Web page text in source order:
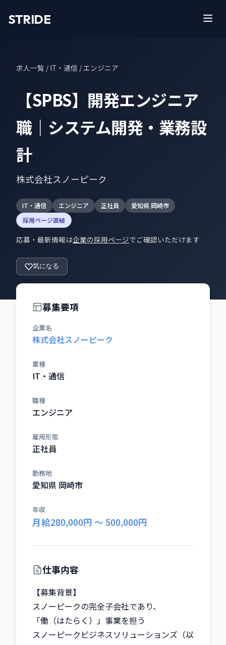
STRIDE
求人一覧 / IT・通信 / エンジニア
【SPBS】開発エンジニア
職｜システム開発・業務設
計
株式会社スノーピーク
IT・通信 エンジニア 正社員
愛知県 岡崎市
採用ページ直結
応募・最新情報は企業の採用ページでご確認いただけます
気になる
募集要項
企業名
株式会社スノーピーク
業種
IT・通信
職種
エンジニア
雇用形態
正社員
勤務地
愛知県 岡崎市
年収
月給280,000円 〜 500,000円
仕事内容
【募集背景】
スノーピークの完全子会社であり、
「働（はたらく）」事業を担う
スノーピークビジネスソリューションズ（以